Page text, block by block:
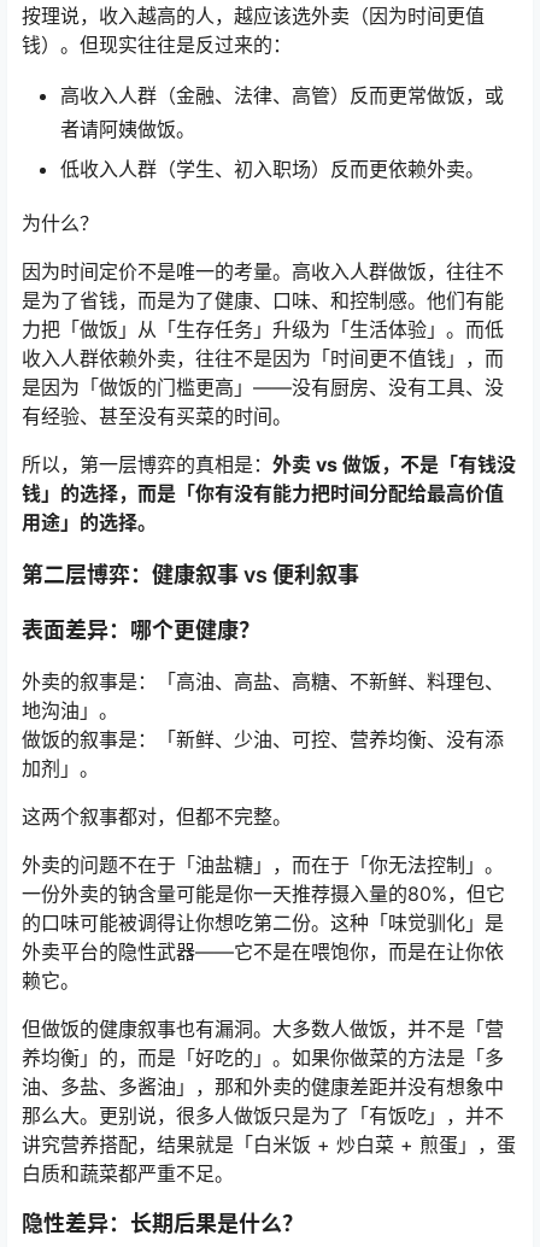
按理说，收入越高的人，越应该选外卖（因为时间更值
钱）。但现实往往是反过来的：
高收入人群（金融、法律、高管）反而更常做饭，或
者请阿姨做饭。
低收入人群（学生、初入职场）反而更依赖外卖。
为什么？
因为时间定价不是唯一的考量。高收入人群做饭，往往不
是为了省钱，而是为了健康、口味、和控制感。他们有能
力把「做饭」从「生存任务」升级为「生活体验」。而低
收入人群依赖外卖，往往不是因为「时间更不值钱」，而
是因为「做饭的门槛更高」——没有厨房、没有工具、没
有经验、甚至没有买菜的时间。
所以，第一层博弈的真相是： 外卖 vs 做饭，不是「有钱没
钱」的选择，而是「你有没有能力把时间分配给最高价值
用途」的选择。
第二层博弈：健康叙事 vs 便利叙事
表面差异：哪个更健康？
外卖的叙事是：「高油、高盐、高糖、不新鲜、料理包、
地沟油」。
做饭的叙事是：「新鲜、少油、可控、营养均衡、没有添
加剂」。
这两个叙事都对，但都不完整。
外卖的问题不在于「油盐糖」，而在于「你无法控制」。
一份外卖的钠含量可能是你一天推荐摄入量的80%，但它
的口味可能被调得让你想吃第二份。这种「味觉驯化」是
外卖平台的隐性武器——它不是在喂饱你，而是在让你依
赖它。
但做饭的健康叙事也有漏洞。大多数人做饭，并不是「营
养均衡」的，而是「好吃的」。如果你做菜的方法是「多
油、多盐、多酱油」，那和外卖的健康差距并没有想象中
那么大。更别说，很多人做饭只是为了「有饭吃」，并不
讲究营养搭配，结果就是「白米饭 + 炒白菜 + 煎蛋」，蛋
白质和蔬菜都严重不足。
隐性差异：长期后果是什么？